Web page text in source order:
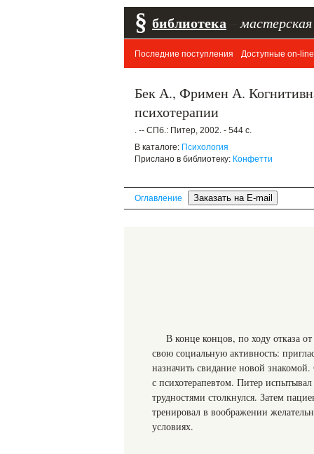
§ библиотека мастерская
Последние поступления Доступные on-line
Бек А., Фримен А.
психотерапии
. -- СПб.: Питер, 2002. - 544 с.
В каталоге: Психология
Прислано в библиотеку: Конфетти
Оглавление
В конце концов, по ходу отказа
свою социальную активность:
назначить свидание новой
с психотерапевтом. Питер
трудностями столкнулся. Затем
тренировал в воображении
условиях.